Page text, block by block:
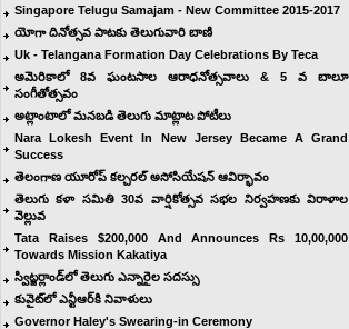
Singapore Telugu Samajam - New Committee 2015-2017
యోగా దినోత్సవ పాటకు తెలుగువారి బాణి
Uk - Telangana Formation Day Celebrations By Teca
అమెరికాలో 8వ ఘంటసాల ఆరాధనోత్సవాలు & 5 వ బాలూ
సంగీతోత్సవం
అట్లాంటాలో మనబడి తెలుగు మాట్లాట పోటీలు
Nara Lokesh Event In New Jersey Became A Grand
Success
తెలంగాణ యూరోప్ కల్చరల్ అసోసియేషన్ ఆవిర్భావం
తెలుగు కళా సమితి 30వ వార్షికోత్సవ సభల నిర్వహణకు విరాళాల
వెల్లువ
Tata Raises $200,000 And Announces Rs 10,00,000
Towards Mission Kakatiya
స్విట్జర్లాండ్‌లో తెలుగు ఎన్నారైల సదస్సు
కువైట్‌లో ఎన్టీఆర్‌కి నివాళులు
Governor Haley's Swearing-in Ceremony